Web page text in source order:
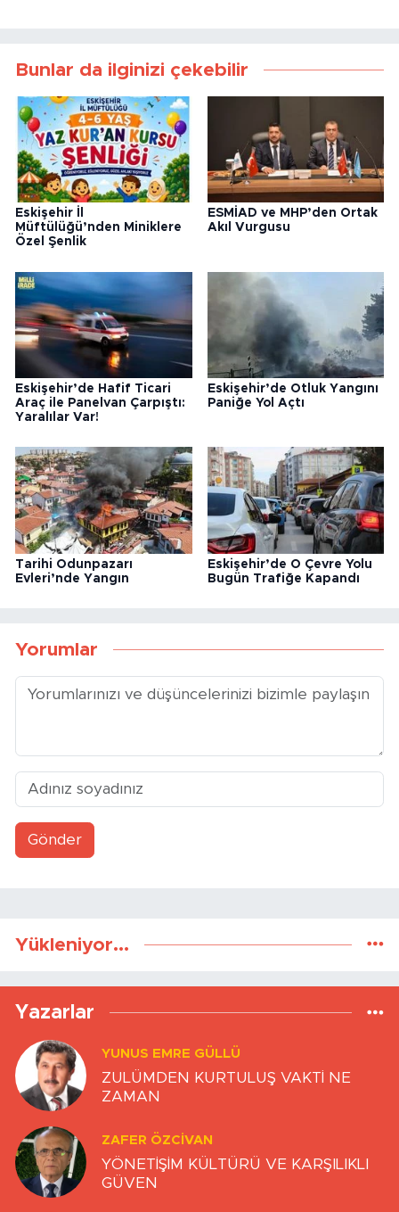
Bunlar da ilginizi çekebilir
Eskişehir İl
Müftülüğü’nden Miniklere
Özel Şenlik
ESMİAD ve MHP’den Ortak
Akıl Vurgusu
Eskişehir’de Hafif Ticari
Araç ile Panelvan Çarpıştı:
Yaralılar Var!
Eskişehir’de Otluk Yangını
Paniğe Yol Açtı
Tarihi Odunpazarı
Evleri’nde Yangın
Eskişehir’de O Çevre Yolu
Bugün Trafiğe Kapandı
Yorumlar
Gönder
Yükleniyor...
Yazarlar
YUNUS EMRE GÜLLÜ
ZULÜMDEN KURTULUŞ VAKTİ NE
ZAMAN
ZAFER ÖZCIVAN
YÖNETİŞİM KÜLTÜRÜ VE KARŞILIKLI
GÜVEN